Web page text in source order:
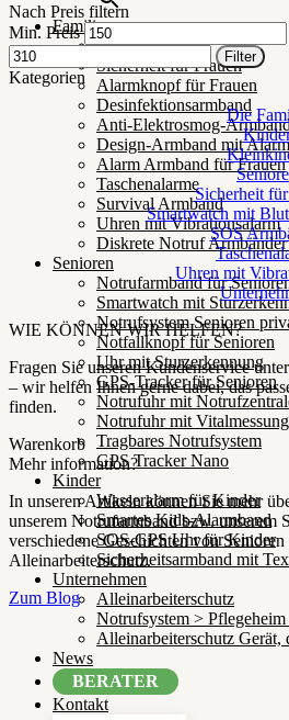
Familie
SOS Armbänder
Sicherheit für Frauen
Alarmknopf für Frauen
Desinfektionsarmband
Anti-Elektrosmog-
Design-Armband mit Alarm
Alarm Armband für Frauen
Taschenalarme
Survival Armband
Uhren mit Vibrationsalarm
Diskrete Notruf
Senioren
Notrufarmband für
Smartwatch mit
Notrufsystem Senioren
Notfallknopf für Senioren
Uhr mit Sturzerkennung
GPS-Tracker für Senioren
Notrufuhr mit
Notrufuhr mit
Tragbares Notrufsystem
GPS Tracker Nano
Kinder
Wasseralarm für Kinder
Smartes Kids-Alarmband
SOS-GPS Uhr für Kinder
Sicherheitsarmband mit
Unternehmen
Alleinarbeiterschutz
Notrufsystem >
Alleinarbeiterschutz Gerät,
News
BERATER
Kontakt
Nach Preis filtern
Min. Preis
Filter
Kategorien
Die
Sicherheit
Smartwatch mit
SOS
Uhren mit
WIE KÖNNEN WIR HELFEN?
Fragen Sie unseren Kundenservice unter
– wir helfen Ihnen gerne dabei, das
finden.
Warenkorb
Mehr information?
In unseren Artikeln können Sie mehr
unserem Notrufarmband bzw. unserem
verschiedene Geschichten von
Alleinarbeiterschutz.
Zum Blog